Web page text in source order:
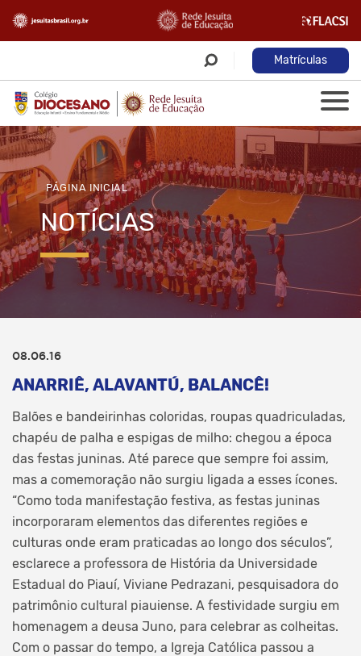
Matrículas
PÁGINA INICIAL
NOTÍCIAS
08.06.16
ANARRIÊ, ALAVANTÚ, BALANCÊ!
Balões e bandeirinhas coloridas, roupas quadriculadas,
chapéu de palha e espigas de milho: chegou a época
das festas juninas. Até parece que sempre foi assim,
mas a comemoração não surgiu ligada a esses ícones.
“Como toda manifestação festiva, as festas juninas
incorporaram elementos das diferentes regiões e
culturas onde eram praticadas ao longo dos séculos”,
esclarece a professora de História da Universidade
Estadual do Piauí, Viviane Pedrazani, pesquisadora do
patrimônio cultural piauiense. A festividade surgiu em
homenagem a deusa Juno, para celebrar as colheitas.
Com o passar do tempo, a Igreja Católica passou a